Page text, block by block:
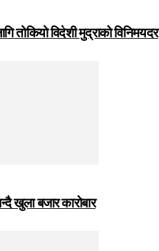
तोकियो विदेशी मुद्राको विनिमयदर
खुला बजार कारोबार